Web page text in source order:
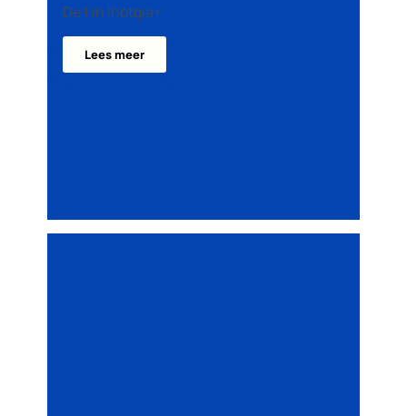
De t in lhbtqia+
Lees meer